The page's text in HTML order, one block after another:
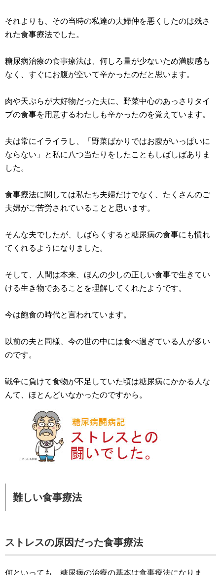
それよりも、その当時の私達の夫婦仲を悪くしたのは残さ
れた食事療法でした。
糖尿病治療の食事療法は、何しろ量が少ないため満腹感も
なく、すぐにお腹が空いて辛かったのだと思います。
肉や天ぷらが大好物だった夫に、野菜中心のあっさりタイ
プの食事を用意するわたしも辛かったのを覚えています。
夫は常にイライラし、「野菜ばかりではお腹がいっぱいに
ならない」と私に八つ当たりをしたこともしばしばありま
した。
食事療法に関しては私たち夫婦だけでなく、たくさんのご
夫婦がご苦労されていることと思います。
そんな夫でしたが、しばらくすると糖尿病の食事にも慣れ
てくれるようになりました。
そして、人間は本来、ほんの少しの正しい食事で生きてい
ける生き物であることを理解してくれたようです。
今は飽食の時代と言われています。
以前の夫と同様、今の世の中には食べ過ぎている人が多い
のです。
戦争に負けて食物が不足していた頃は糖尿病にかかる人な
んて、ほとんどいなかったのですから。
難しい食事療法
ストレスの原因だった食事療法
何といっても、糖尿病の治療の基本は食事療法になりま